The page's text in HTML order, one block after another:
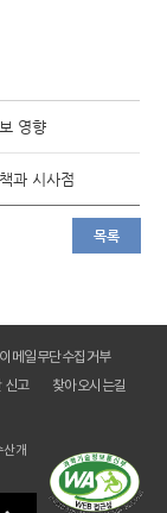
영향
과 시사점
목록
이메일무단수집거부
신고
찾아오시는길
개